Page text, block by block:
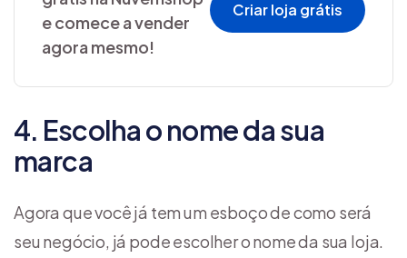
e comece a vender
agora mesmo!
Criar loja grátis
4. Escolha o nome da sua
marca
Agora que você já tem um esboço de como será
seu negócio, já pode escolher o nome da sua loja.